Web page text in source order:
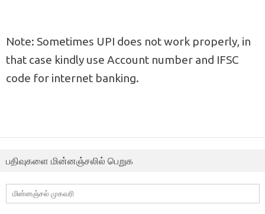
Note: Sometimes UPI does not work properly, in
that case kindly use Account number and IFSC
code for internet banking.
பதிவுகளை மின்னஞ்சலில் பெறுக
மின்னஞ்சல்
முகவரி